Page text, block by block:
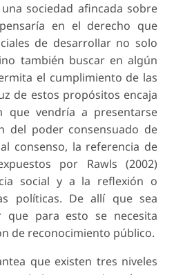
sociedad afincada sobre
en el derecho que
de desarrollar no solo
también buscar en algún
el cumplimiento de las
de estos propósitos encaja
que vendría a presentarse
del poder consensuado de
consenso, la referencia de
por Rawls (2002)
social y a la reflexión o
políticas. De allí que sea
que para esto se necesita
de reconocimiento público.
que existen tres niveles